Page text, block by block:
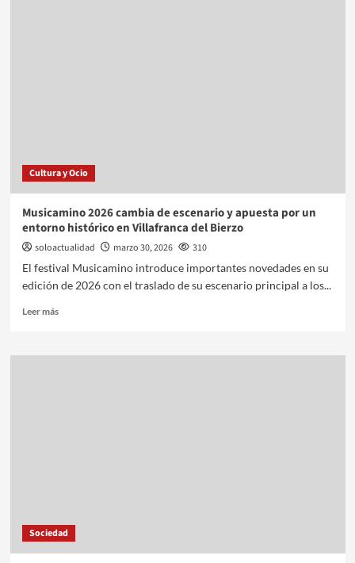
Cultura y Ocio
Musicamino 2026 cambia de escenario y apuesta por un
entorno histórico en Villafranca del Bierzo
soloactualidad marzo 30, 2026
310
El festival Musicamino introduce importantes novedades en su
edición de 2026 con el traslado de su escenario principal a los...
Leer más
Sociedad